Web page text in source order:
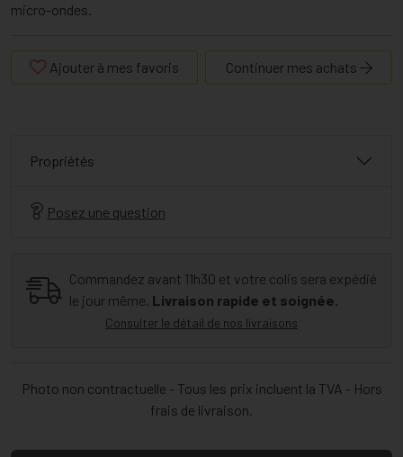
micro-ondes.
Ajouter à mes favoris Continuer mes achats
Propriétés
Posez une question
Commandez avant 11h30 et votre colis sera expédié
le jour même. Livraison rapide et soignée.
Consulter le détail de nos livraisons
Photo non contractuelle - Tous les prix incluent la TVA - Hors
frais de livraison.